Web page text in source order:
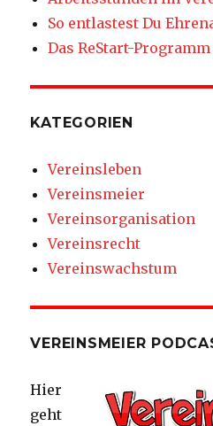
So entlastest Du
Das ReStart-Programm
KATEGORIEN
Vereinsleben
Vereinsmeier
Vereinsorganisation
Vereinsrecht
Vereinswachstum
VEREINSMEIER
Hier
geht